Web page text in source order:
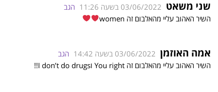
שני משאט 03/06/2022 בשעה 11:26
הגב
השיר האהוב עליי מהאלבום זה women
אמה האוזמן 03/06/2022 בשעה 14:42
הגב
השיר האהוב עליי מהאלבום זה You right וI don’t do drugs!!